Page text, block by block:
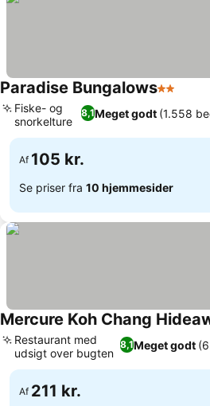
Paradise Bungalows2 Stjerner
8,1Meget godt (1.558
Fiske- og
snorkelture
Af 105 kr.
Se priser fra 10 hjemmesider
Mercure Koh Chang
8,1Meget godt
Restaurant med
udsigt over bugten
Af 211 kr.